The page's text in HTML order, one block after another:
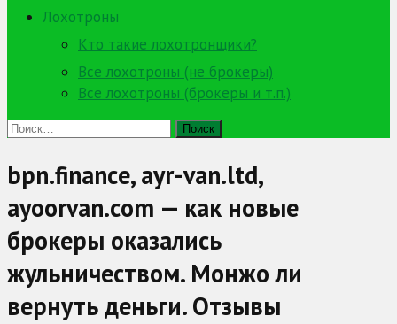
Лохотроны
Кто такие лохотронщики?
Все лохотроны (не брокеры)
Все лохотроны (брокеры и т.п.)
Найти:
bpn.finance, ayr-van.ltd,
ayoorvan.com — как новые
брокеры оказались
жульничеством. Монжо ли
вернуть деньги. Отзывы